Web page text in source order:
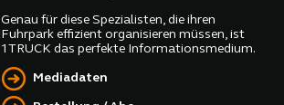
Genau für diese Spezialisten, die ihren
Fuhrpark effizient organisieren müssen, ist
1TRUCK das perfekte Informationsmedium.
Mediadaten